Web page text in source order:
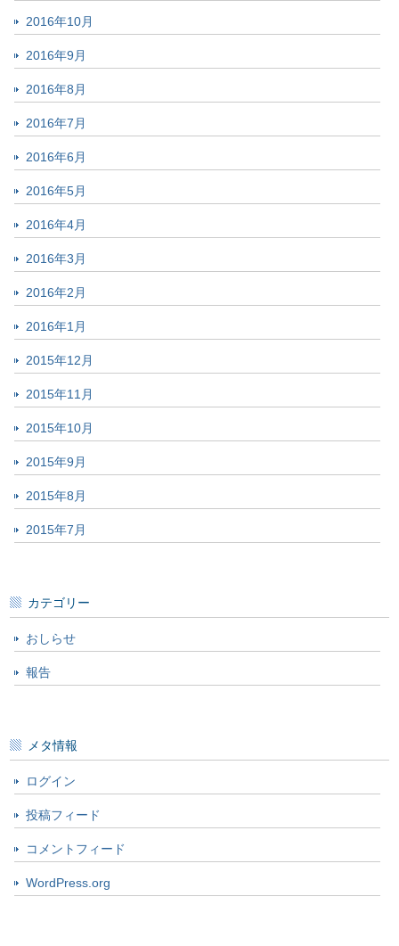
2016年10月
2016年9月
2016年8月
2016年7月
2016年6月
2016年5月
2016年4月
2016年3月
2016年2月
2016年1月
2015年12月
2015年11月
2015年10月
2015年9月
2015年8月
2015年7月
カテゴリー
おしらせ
報告
メタ情報
ログイン
投稿フィード
コメントフィード
WordPress.org